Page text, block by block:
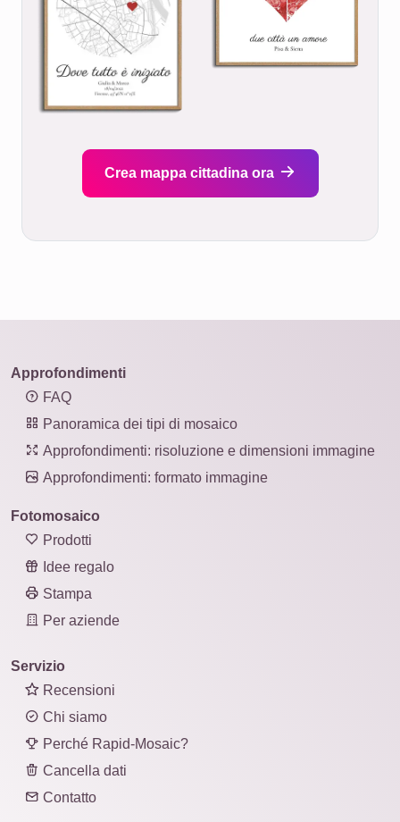
Crea mappa cittadina ora
Approfondimenti
FAQ
Panoramica dei tipi di mosaico
Approfondimenti: risoluzione e dimensioni immagine
Approfondimenti: formato immagine
Fotomosaico
Prodotti
Idee regalo
Stampa
Per aziende
Servizio
Recensioni
Chi siamo
Perché Rapid-Mosaic?
Cancella dati
Contatto